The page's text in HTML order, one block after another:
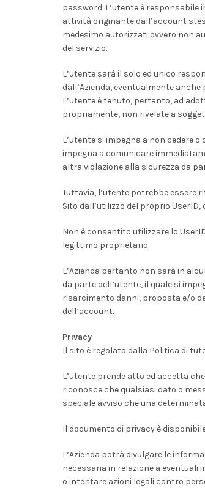
password. L’utente è responsabile
attività originante dall’account
medesimo autorizzati ovvero non
del servizio.
L’utente sarà il solo ed unico
dall’Azienda, eventualmente
L’utente è tenuto, pertanto, ad
propriamente, non rivelate a
L’utente si impegna a non cedere
impegna a comunicare
altra violazione alla sicurezza da
Tuttavia, l’utente potrebbe essere
Sito dall’utilizzo del proprio
Non è consentito utilizzare lo
legittimo proprietario.
L’Azienda pertanto non sarà in
da parte dell’utente, il quale si
risarcimento danni, proposta e/o
dell’account.
Privacy
Il sito è regolato dalla Politica di
L’utente prende atto ed accetta
riconosce che qualsiasi dato o
speciale avviso che una
Il documento di privacy è
L’Azienda potrà divulgare le
necessaria in relazione a eventuali
o intentare azioni legali contro